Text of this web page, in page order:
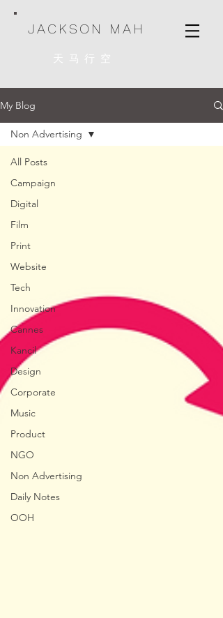
JACKSON MAH
天马行空
My Blog
All Posts
Campaign
Digital
Film
Print
Website
Tech
Innovation
Cannes
Kancil
Design
Corporate
Music
Product
NGO
Non Advertising
Daily Notes
OOH
Non Advertising